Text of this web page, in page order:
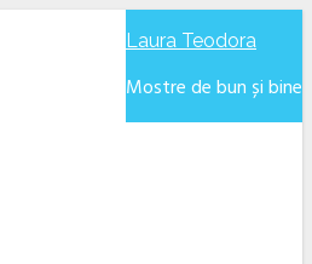
Laura Teodora
Mostre de bun și bine